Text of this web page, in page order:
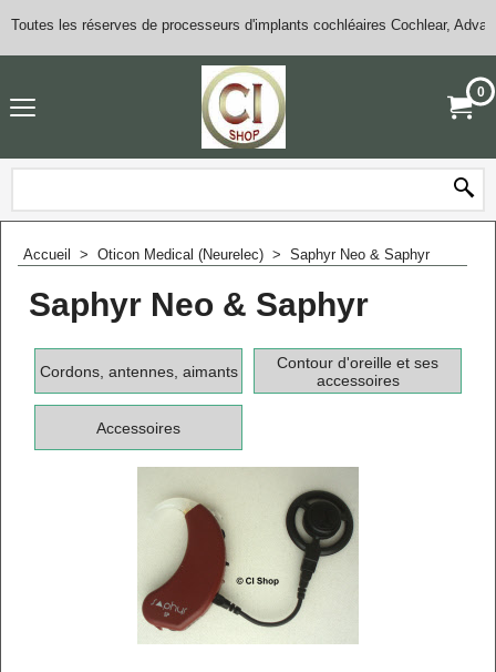
Toutes les réserves de processeurs d'implants cochléaires Cochlear,
0
Accueil > Oticon Medical (Neurelec) > Saphyr Neo & Saphyr
Saphyr Neo & Saphyr
Cordons, antennes, aimants
Contour d'oreille et ses
accessoires
Accessoires